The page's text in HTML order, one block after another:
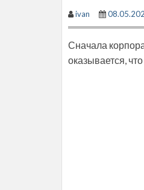
ivan
Сначала
оказывается,